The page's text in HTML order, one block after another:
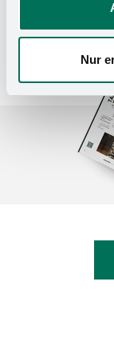
Nur